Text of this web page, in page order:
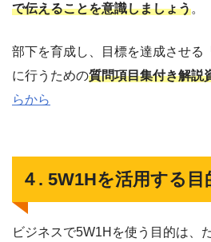
で伝えることを意識しましょう。
部下を育成し、目標を達成させる
に行うための質問項目集付き解説
らから
４. 5W1Hを活用する
ビジネスで5W1Hを使う目的は、